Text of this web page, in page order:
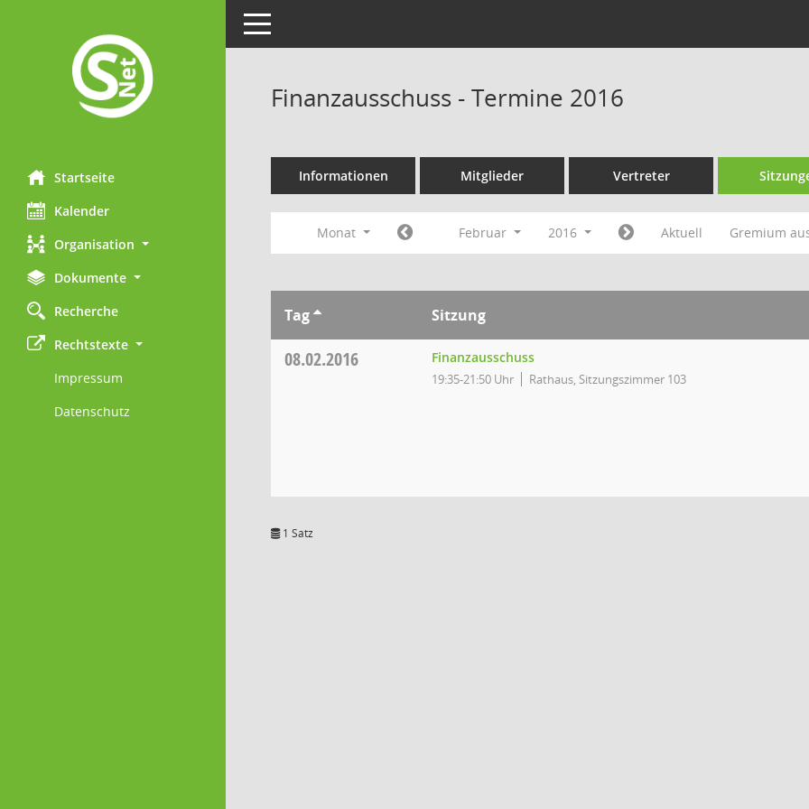
Startseite
Kalender
Organisation
Dokumente
Recherche
Rechtstexte
Impressum
Datenschutz
Toggle navigation
Finanzausschuss - Termine 2016
Informationen Mitglieder Vertreter
Monat Februar 2016 Aktuell Gremium
Tag Sitzung
08.02.2016 Finanzausschuss
19:35-21:50 Uhr Rathaus, Sitzungszimmer 103
1 Satz